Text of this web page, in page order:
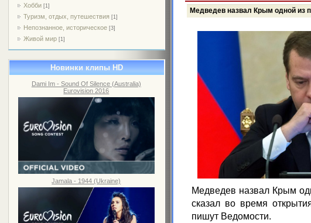
Хобби [1]
Туризм, отдых, путешествия [1]
Непознанное, историческое [3]
Живой мир [1]
Новинки клипы HD
Dami Im - Sound Of Silence (Australia)
Eurovision 2016
Jamala - 1944 (Ukraine)
Медведев назвал Крым одной из
Медведев назвал Крым
сказал во время
пишут Ведомости.